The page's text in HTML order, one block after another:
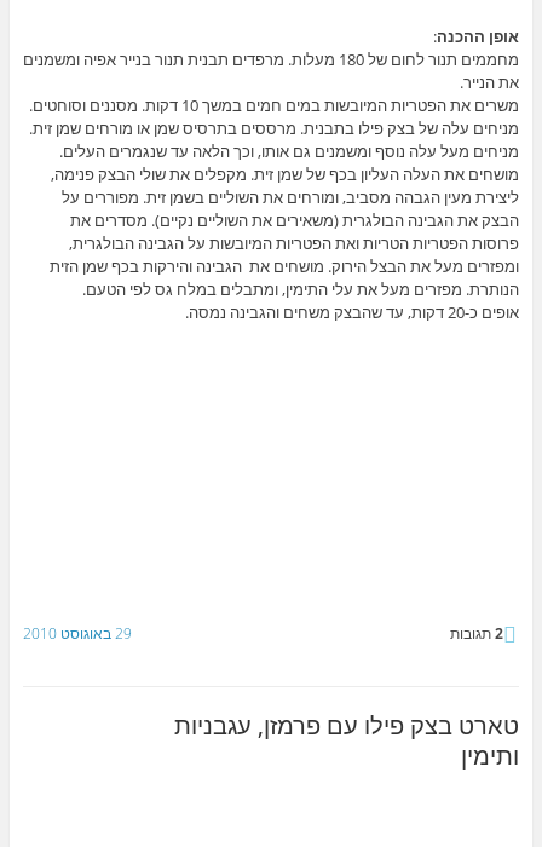
אופן ההכנה:
מחממים תנור לחום של 180 מעלות. מרפדים תבנית תנור בנייר אפיה ומשמנים
את הנייר.
משרים את הפטריות המיובשות במים חמים במשך 10 דקות. מסננים וסוחטים.
מניחים עלה של בצק פילו בתבנית. מרססים בתרסיס שמן או מורחים שמן זית.
מניחים מעל עלה נוסף ומשמנים גם אותו, וכך הלאה עד שנגמרים העלים.
מושחים את העלה העליון בכף של שמן זית. מקפלים את שולי הבצק פנימה,
ליצירת מעין הגבהה מסביב, ומורחים את השוליים בשמן זית. מפוררים על
הבצק את הגבינה הבולגרית (משאירים את השוליים נקיים). מסדרים את
פרוסות הפטריות הטריות ואת הפטריות המיובשות על הגבינה הבולגרית,
ומפזרים מעל את הבצל הירוק. מושחים את הגבינה והירקות בכף שמן הזית
הנותרת. מפזרים מעל את עלי התימין, ומתבלים במלח גס לפי הטעם.
אופים כ-20 דקות, עד שהבצק משחים והגבינה נמסה.
29 באוגוסט 2010 2תגובות
טארט בצק פילו עם פרמזן, עגבניות
ותימין